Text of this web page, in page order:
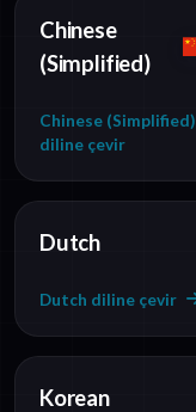
Chinese
(Simplified)
Chinese (Simplified)
diline çevir
Dutch
Dutch diline çevir
Korean